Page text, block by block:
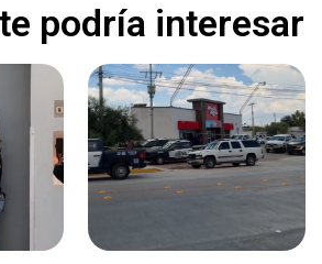
Salida de Ximena Marca el Rumbo de
de los Famosos
2 min
en Guachochi
podría interesar